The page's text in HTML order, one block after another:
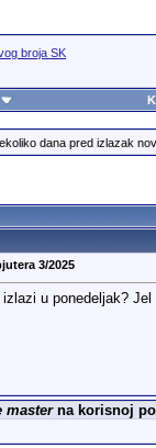
broja SK
dana pred izlazak
3/2025
u ponedeljak?
masterna korisnoj